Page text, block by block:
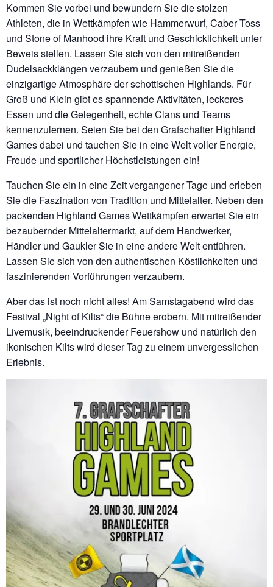
Kommen Sie vorbei und bewundern Sie die stolzen
Athleten, die in Wettkämpfen wie Hammerwurf, Caber Toss
und Stone of Manhood ihre Kraft und Geschicklichkeit unter
Beweis stellen. Lassen Sie sich von den mitreißenden
Dudelsackklängen verzaubern und genießen Sie die
einzigartige Atmosphäre der schottischen Highlands. Für
Groß und Klein gibt es spannende Aktivitäten, leckeres
Essen und die Gelegenheit, echte Clans und Teams
kennenzulernen. Seien Sie bei den Grafschafter Highland
Games dabei und tauchen Sie in eine Welt voller Energie,
Freude und sportlicher Höchstleistungen ein!
Tauchen Sie ein in eine Zeit vergangener Tage und erleben
Sie die Faszination von Tradition und Mittelalter. Neben den
packenden Highland Games Wettkämpfen erwartet Sie ein
bezaubernder Mittelaltermarkt, auf dem Handwerker,
Händler und Gaukler Sie in eine andere Welt entführen.
Lassen Sie sich von den authentischen Köstlichkeiten und
faszinierenden Vorführungen verzaubern.
Aber das ist noch nicht alles! Am Samstagabend wird das
Festival „Night of Kilts“ die Bühne erobern. Mit mitreißender
Livemusik, beeindruckender Feuershow und natürlich den
ikonischen Kilts wird dieser Tag zu einem unvergesslichen
Erlebnis.